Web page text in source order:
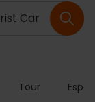
Tour